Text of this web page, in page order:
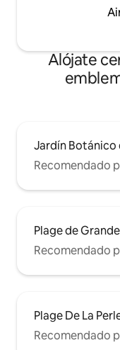
Alójate
Jardín Botánico
Recomendado
Plage de
Recomendado
Plage De La
Recomendado